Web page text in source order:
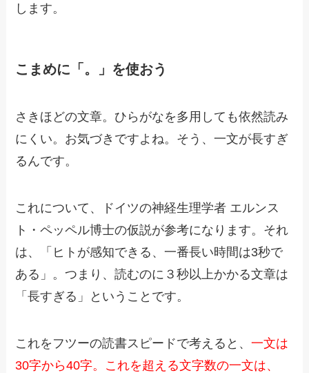
します。
こまめに「。」を使おう
さきほどの文章。ひらがなを多用しても依然読み
にくい。お気づきですよね。そう、一文が長すぎ
るんです。
これについて、ドイツの神経生理学者 エルンス
ト・ペッペル博士の仮説が参考になります。それ
は、「ヒトが感知できる、一番長い時間は3秒で
ある」。つまり、読むのに３秒以上かかる文章は
「長すぎる」ということです。
これをフツーの読書スピードで考えると、一文は
30字から40字。これを超える文字数の一文は、